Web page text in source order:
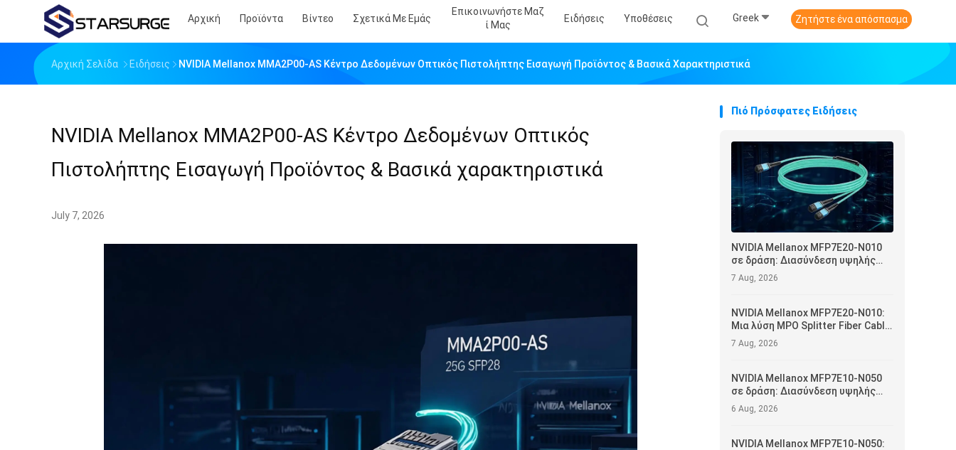
Αρχική Προϊόντα Βίντεο Σχετικά Με Εμάς
Επικοινωνήστε Μαζ
Ί Μας
Ειδήσεις Υποθέσεις Greek Ζητήστε ένα απόσπασμα
Αρχική Σελίδα Ειδήσεις NVIDIA Mellanox MMA2P00-AS Κέντρο Δεδομένων Οπτικός Πιστολήπτης Εισαγωγή Προϊόντος & Βασικά Χαρακτηριστικά
NVIDIA Mellanox MMA2P00-AS Κέντρο Δεδομένων Οπτικός
Πιστολήπτης Εισαγωγή Προϊόντος & Βασικά χαρακτηριστικά
July 7, 2026
Πιό Πρόσφατες Ειδήσεις
NVIDIA Mellanox MFP7E20-N010
σε δράση: Διασύνδεση υψηλής
αξιοπιστίας και λειτουργική
βελτιστοποίηση για κέντρα
7 Aug, 2026
NVIDIA Mellanox MFP7E20-N010:
Μια λύση MPO Splitter Fiber Cable
για εφαρμογές 400G/NDR
7 Aug, 2026
NVIDIA Mellanox MFP7E10-N050
σε δράση: Διασύνδεση υψηλής
αξιοπιστίας και λειτουργική
βελτιστοποίηση για κέντρα
6 Aug, 2026
NVIDIA Mellanox MFP7E10-N050: